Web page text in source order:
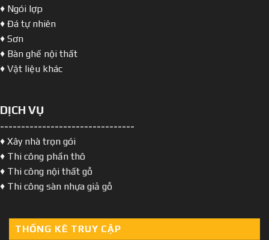
♦ Ngói lợp
♦ Đá tự nhiên
♦ Sơn
♦ Bàn ghế nội thất
♦ Vật liệu khác
DỊCH VỤ
--------------------------------
♦ Xây nhà trọn gói
♦ Thi công phần thô
♦ Thi công nội thất gỗ
♦ Thi công sàn nhựa giả gỗ
THỐNG KÊ TRUY CẬP